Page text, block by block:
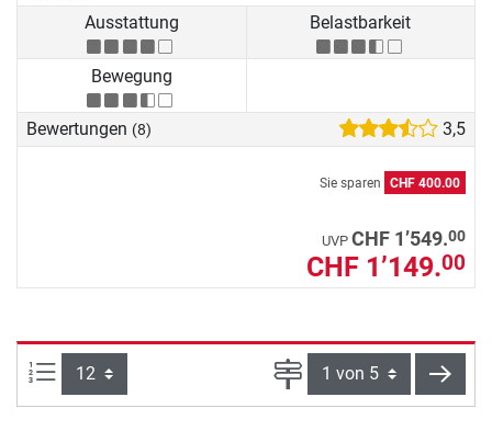
Ausstattung
Belastbarkeit
Bewegung
Bewertungen (8) 3,5
Sie sparen CHF 400.00
UVP CHF 1’549.00
CHF 1’149.00
Artikel pro Seite: Seite